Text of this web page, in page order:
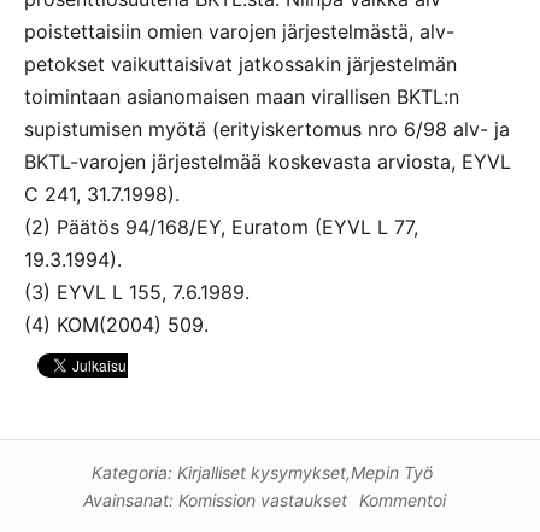
poistettaisiin omien varojen järjestelmästä, alv-
petokset vaikuttaisivat jatkossakin järjestelmän
toimintaan asianomaisen maan virallisen BKTL:n
supistumisen myötä (erityiskertomus nro 6/98 alv- ja
BKTL-varojen järjestelmää koskevasta arviosta, EYVL
C 241, 31.7.1998).
(2) Päätös 94/168/EY, Euratom (EYVL L 77,
19.3.1994).
(3) EYVL L 155, 7.6.1989.
(4) KOM(2004) 509.
Kategoria: Kirjalliset kysymykset,Mepin Työ
Avainsanat: Komission vastaukset Kommentoi